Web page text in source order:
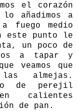
el corazón
añadimos a
fuego medio
este punto le
un poco de
a tapar y
veamos que
almejas.
de perejil
calientes
de pan.